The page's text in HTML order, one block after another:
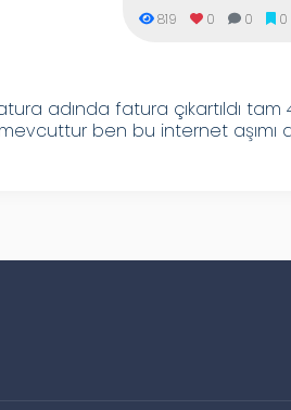
819 0 0 0
adında fatura çıkartıldı tam
ben bu internet aşımı